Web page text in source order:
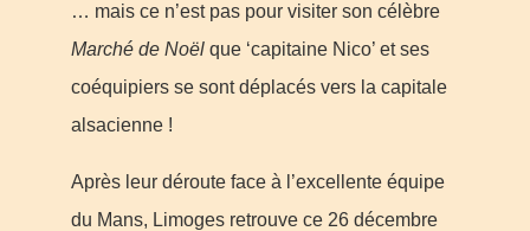
… mais ce n’est pas pour visiter son célèbre
Marché de Noël que ‘capitaine Nico’ et ses
coéquipiers se sont déplacés vers la capitale
alsacienne !
Après leur déroute face à l’excellente équipe
du Mans, Limoges retrouve ce 26 décembre